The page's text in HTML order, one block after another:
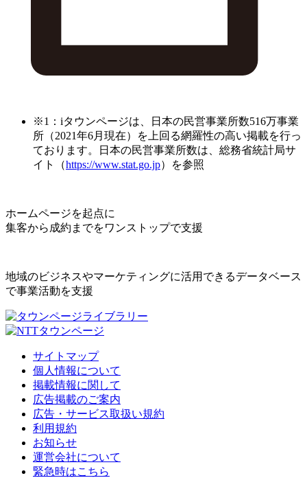
※1：iタウンページは、日本の民営事業所数516万事業
所（2021年6月現在）を上回る網羅性の高い掲載を行っ
ております。日本の民営事業所数は、総務省統計局サ
イト（https://www.stat.go.jp）を参照
ホームページを起点に
集客から成約までをワンストップで支援
地域のビジネスやマーケティングに活用できるデータベース
で事業活動を支援
サイトマップ
個人情報について
掲載情報に関して
広告掲載のご案内
広告・サービス取扱い規約
利用規約
お知らせ
運営会社について
緊急時はこちら